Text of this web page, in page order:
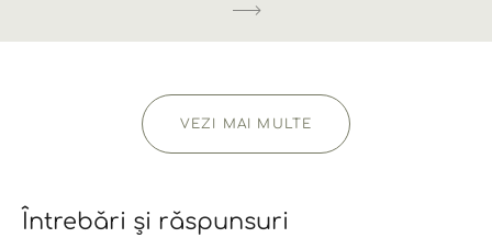
VEZI MAI MULTE
Întrebǎri și rǎspunsuri